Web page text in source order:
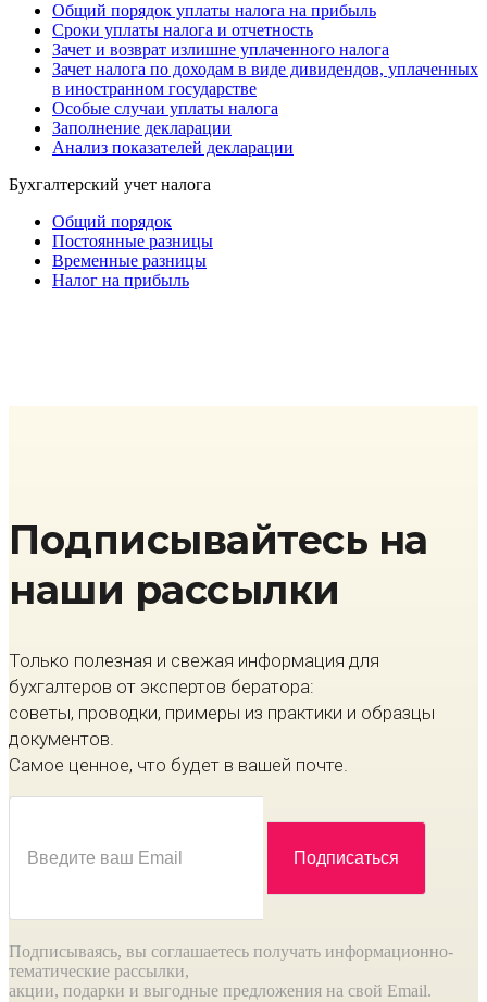
Общий порядок уплаты налога на прибыль
Сроки уплаты налога и отчетность
Зачет и возврат излишне уплаченного налога
Зачет налога по доходам в виде дивидендов, уплаченных
в иностранном государстве
Особые случаи уплаты налога
Заполнение декларации
Анализ показателей декларации
Бухгалтерский учет налога
Общий порядок
Постоянные разницы
Временные разницы
Налог на прибыль
Подписывайтесь на
наши рассылки
Только полезная и свежая информация для
бухгалтеров от экспертов бератора:
советы, проводки, примеры из практики и образцы
документов.
Самое ценное, что будет в вашей почте.
Подписываясь, вы соглашаетесь получать информационно-
тематические рассылки,
акции, подарки и выгодные предложения на свой Email.